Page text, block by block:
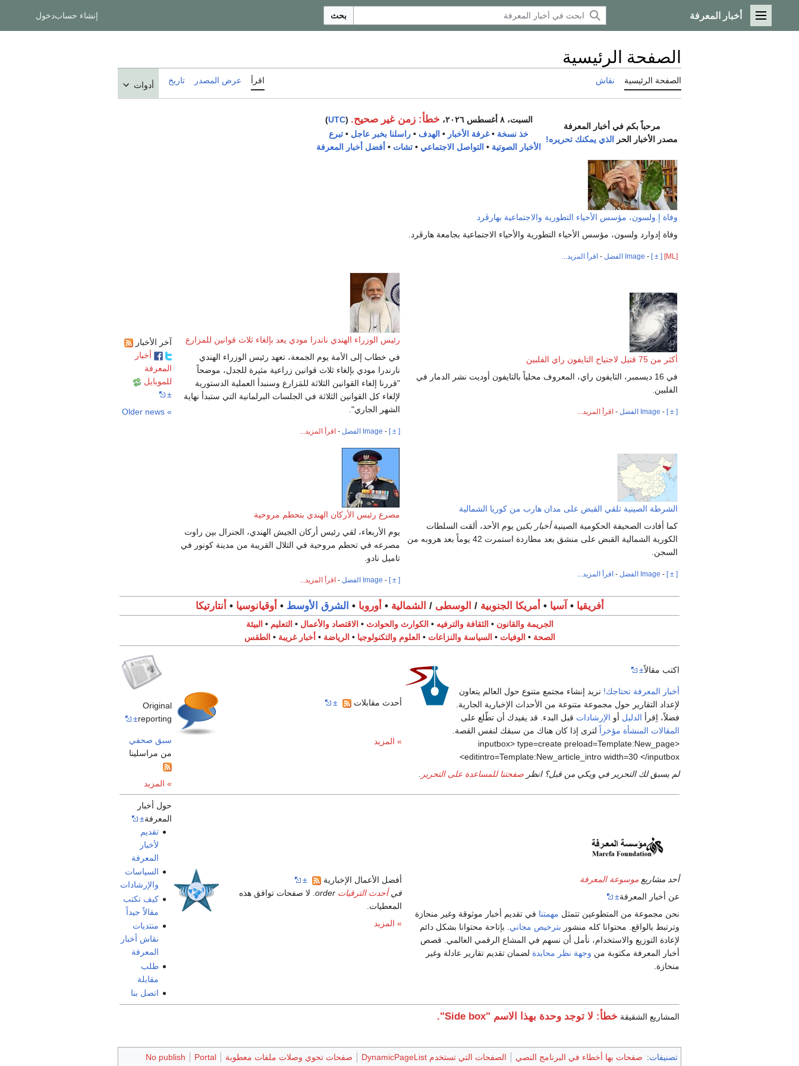
القائمة الرئيسية
أخبار المعرفة بحث إنشاء حسابدخول
الصفحة الرئيسية
الصفحة الرئيسية نقاش اقرأ عرض المصدر تاريخ أدوات
مرحباً بكم في أخبار المعرفة
مصدر الأخبار الحر
الذي يمكنك تحريره!
السبت، ٨ أغسطس ٢٠٢٦، خطأ: زمن غير صحيح. (
UTC
)
خذ نسخة •غرفة الأخبار • الهدف • راسلنا بخبر عاجل • تبرع
الأخبار الصوتية • التواصل الاجتماعي • تشات • أفضل أخبار المعرفة
وفاة إ.ولسون، مؤسس الأحياء التطورية والاجتماعية بهارڤرد
وفاة إدوارد ولسون، مؤسس الأحياء التطورية والأحياء الاجتماعية بجامعة هارڤرد.
[ML]
[ ± ]
- Image الفضل - اقرأ المزيد...
آخر الأخبار
أخبار
المعرفة
للموبايل
±
» Older news
أكثر من 75 قتيل لاجتياح التايفون راي الفلبين
في 16 ديسمبر، التايفون راي، المعروف محلياً بالتايفون أوديت نشر الدمار في
الفلبين.
[ ± ]
- Image الفضل - اقرأ المزيد...
رئيس الوزراء الهندي ناندرا مودي يعد بإلغاء ثلاث قوانين للمزارع
في خطاب إلى الأمة يوم الجمعة، تعهد رئيس الوزراء الهندي
نارندرا مودي بإلغاء ثلاث قوانين زراعية مثيرة للجدل، موضحاً
"قررنا إلغاء القوانين الثلاثة للمَزارع وسنبدأ العملية الدستورية
لإلغاء كل القوانين الثلاثة في الجلسات البرلمانية التي ستبدأ نهاية
الشهر الجاري".
[ ± ]
- Image الفضل - اقرأ المزيد...
الشرطة الصينية تلقي القبض على مدان هارب من كوريا الشمالية
كما أفادت الصحيفة الحكومية الصينيةأخبار بكين يوم الأحد، ألقت السلطات
الكورية الشمالية القبض على منشق بعد مطاردة استمرت 42 يوماً بعد هروبه من
السجن.
[ ± ]
- Image الفضل - اقرأ المزيد...
مصرع رئيس الأركان الهندي بتحطم مروحية
يوم الأربعاء، لقي رئيس أركان الجيش الهندي، الجنرال بپن راوت
مصرعه في تحطم مروحية في التلال القريبة من مدينة كونور في
تاميل نادو.
[ ± ]
- Image الفضل - اقرأ المزيد...
أفريقيا • آسيا • أمريكا الجنوبية / الوسطى / الشمالية • أوروبا • الشرق الأوسط • أوقيانوسيا • أنتارتيكا
الجريمة والقانون • الثقافة والترفيه • الكوارث والحوادث • الاقتصاد والأعمال • التعليم • البيئة
الصحة • الوفيات • السياسة والنزاعات • العلوم والتكنولوجيا • الرياضة • أخبار غريبة • الطقس
اكتب مقالاً±
أخبار المعرفة تحتاجك! نريد إنشاء مجتمع متنوع حول العالم يتعاون
لإعداد التقارير حول مجموعة متنوعة من الأحداث الإخبارية الجارية.
فضلاً، اِقرأ الدليل أو الإرشادات قبل البدء. قد يفيدك أن تطّلع على
المقالات المنشأة مؤخراً لترى إذا كان هناك من سبقك لنفس القصة.
<inputbox> type=create preload=Template:New_page
editintro=Template:New_article_intro width=30 </inputbox>
لم يسبق لك التحرير في ويكي من قبل؟ انظر صفحتنا للمساعدة على التحرير
أحدث مقابلات ±
» المزيد
Original
reporting
±
سبق صحفي
من مراسلينا
» المزيد
أحد مشاريع موسوعة المعرفة
عن أخبار المعرفة±
نحن مجموعة من المتطوعين تتمثل مهمتنا في تقديم أخبار موثوقة وغير منحازة
وترتبط بالواقع. محتوانا كله منشور بترخيص مجاني . بإتاحة محتوانا بشكل دائم
لإعادة التوزيع والاستخدام، نأمل أن نسهم في المشاع الرقمي العالمي. قصص
أخبار المعرفة مكتوبة من وجهة نظر محايدة لضمان تقديم تقارير عادلة وغير
منحازة.
أفضل الأعمال الإخبارية
±
فيأحدث الترقيات
. لا صفحات توافق هذه
المعطيات.
» المزيد
حول أخبار
المعرفة±
تقديم
لأخبار
المعرفة
السياسات
والإرشادات
كيف تكتب
مقالاً جيداً
منتديات
نقاش أخبار
المعرفة
طلب
مقابلة
اتصل بنا
المشاريع الشقيقة خطأ: لا توجد وحدة بهذا الاسم "Side box".
تصنيفات: صفحات بها أخطاء في البرنامج النصي الصفحات التي تستخدم DynamicPageList صفحات تحوي وصلات ملفات معطوبة Portal
No publish